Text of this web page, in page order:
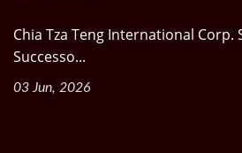
Chia Tza Teng International Corp.
Successo...
03 Jun, 2026